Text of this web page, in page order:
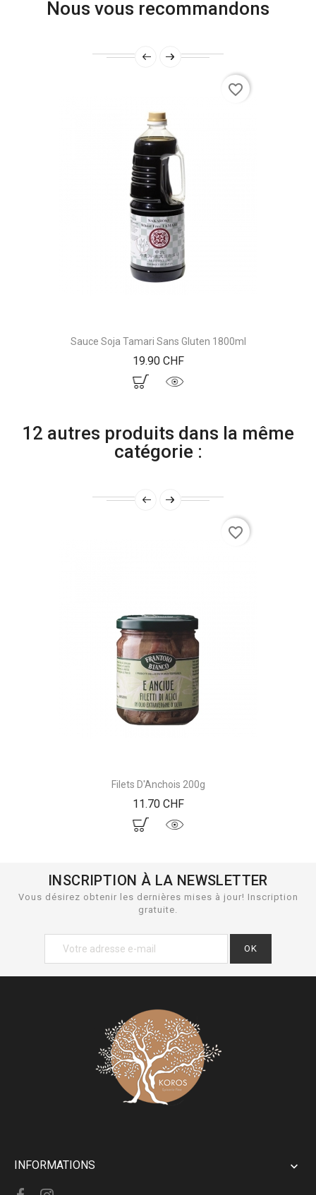
Nous vous recommandons
Sauce Soja Tamari Sans Gluten 1800ml
19.90 CHFPrix
favorite_border
12 autres produits dans la même
catégorie :
Filets D'Anchois 200g
11.70 CHFPrix
favorite_border
INSCRIPTION À LA NEWSLETTER
Vous désirez obtenir les dernières mises à jour! Inscription
gratuite.
INFORMATIONS 